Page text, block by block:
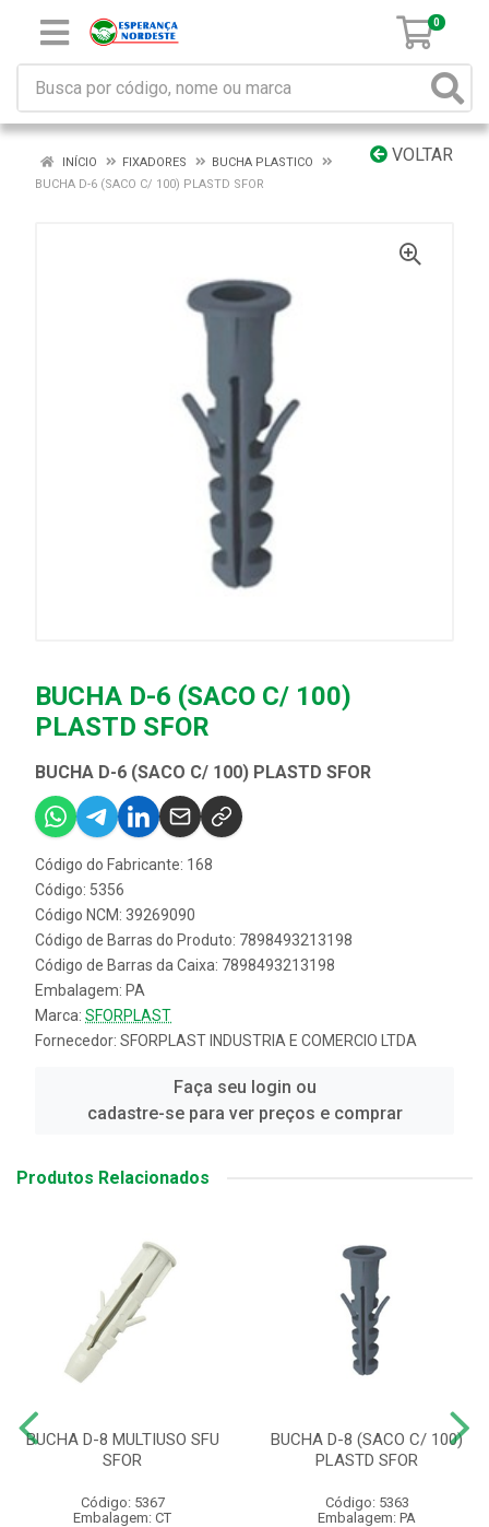
0
VOLTAR
INÍCIO FIXADORES
BUCHA PLASTICO
BUCHA D-6 (SACO C/ 100) PLASTD SFOR
BUCHA D-6 (SACO C/ 100)
PLASTD SFOR
BUCHA D-6 (SACO C/ 100) PLASTD SFOR
Código do Fabricante: 168
Código: 5356
Código NCM: 39269090
Código de Barras do Produto: 7898493213198
Código de Barras da Caixa: 7898493213198
Embalagem: PA
Marca: SFORPLAST
Fornecedor: SFORPLAST INDUSTRIA E COMERCIO LTDA
Faça seu login ou
cadastre-se para ver preços e comprar
Produtos Relacionados
BUCHA D-8 MULTIUSO SFU
SFOR
Código: 5367
Embalagem: CT
BUCHA D-8 (SACO C/ 100)
PLASTD SFOR
Código: 5363
Embalagem: PA